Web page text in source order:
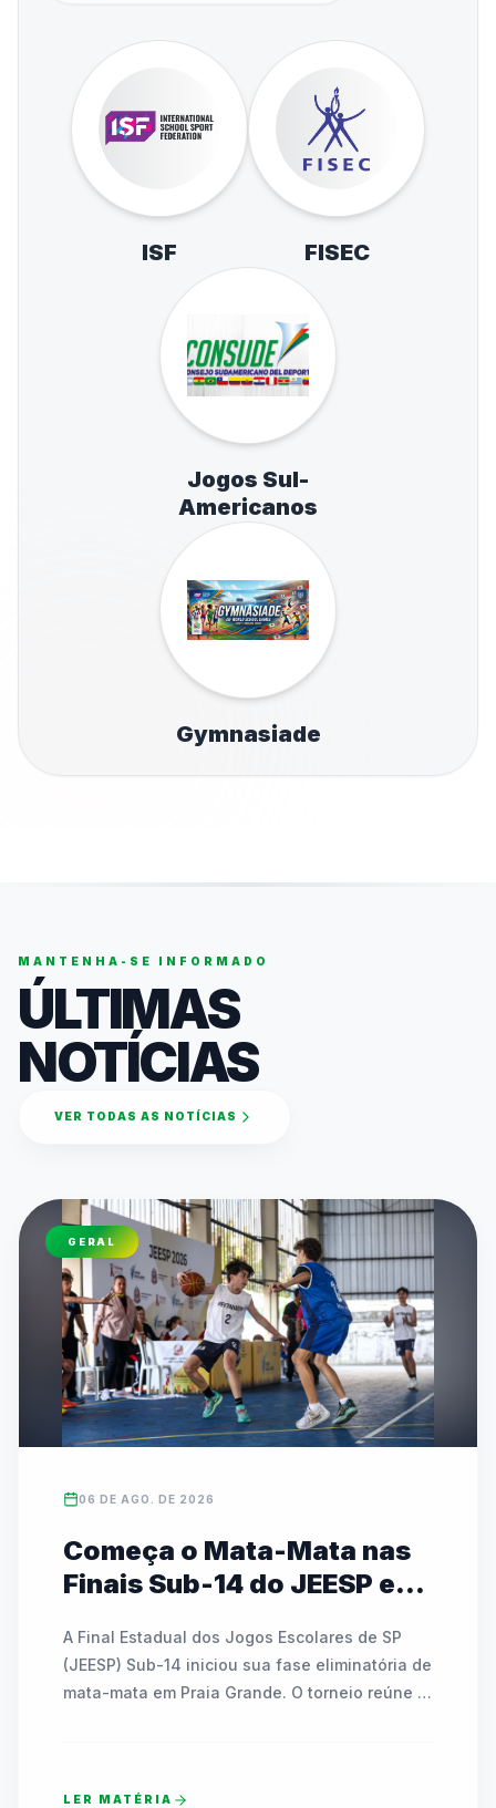
ISF FISEC
Jogos Sul-
Americanos
Gymnasiade
MANTENHA-SE INFORMADO
ÚLTIMAS
NOTÍCIAS
VER TODAS AS NOTÍCIAS
GERAL
06 DE AGO. DE 2026
Começa o Mata-Mata nas
Finais Sub-14 do JEESP em
A Final Estadual dos Jogos Escolares de SP
(JEESP) Sub-14 iniciou sua fase eliminatória de
mata-mata em Praia Grande. O torneio reúne
até sábado e contam com transmissão ao vivo
LER MATÉRIA